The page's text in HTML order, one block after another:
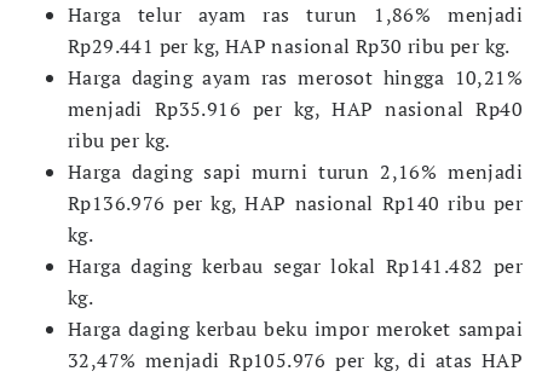
Harga telur ayam ras turun 1,86% menjadi
Rp29.441 per kg, HAP nasional Rp30 ribu per kg.
Harga daging ayam ras merosot hingga 10,21%
menjadi Rp35.916 per kg, HAP nasional Rp40
ribu per kg.
Harga daging sapi murni turun 2,16% menjadi
Rp136.976 per kg, HAP nasional Rp140 ribu per
kg.
Harga daging kerbau segar lokal Rp141.482 per
kg.
Harga daging kerbau beku impor meroket sampai
32,47% menjadi Rp105.976 per kg, di atas HAP